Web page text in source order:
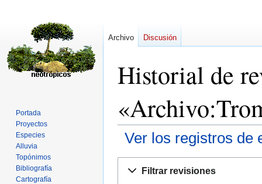
Historial de
Ver los registros de
Filtrar revisiones
Archivo Discusión
Portada
Proyectos
Especies
Alluvia
Topónimos
Bibliografía
Cartografía